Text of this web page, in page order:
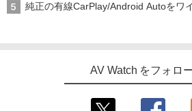
純正の有線CarPlay/Android Autoをワ
AV Watch をフォロ